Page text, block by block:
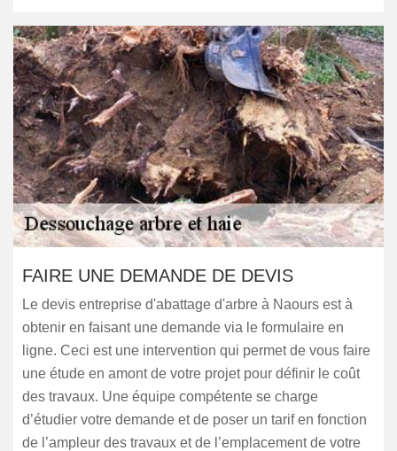
FAIRE UNE DEMANDE DE DEVIS
Le devis entreprise d'abattage d'arbre à Naours est à
obtenir en faisant une demande via le formulaire en
ligne. Ceci est une intervention qui permet de vous faire
une étude en amont de votre projet pour définir le coût
des travaux. Une équipe compétente se charge
d’étudier votre demande et de poser un tarif en fonction
de l’ampleur des travaux et de l’emplacement de votre